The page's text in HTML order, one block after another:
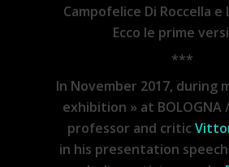
Campofelice Di Roccella
Ecco le prime
***
In November 2017, during
exhibition » at BOLOGNA
professor and critic
in his presentation